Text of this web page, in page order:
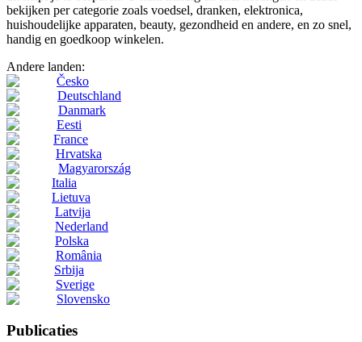
bekijken per categorie zoals voedsel, dranken, elektronica,
huishoudelijke apparaten, beauty, gezondheid en andere, en zo snel,
handig en goedkoop winkelen.
Andere landen:
Česko
Deutschland
Danmark
Eesti
France
Hrvatska
Magyarország
Italia
Lietuva
Latvija
Nederland
Polska
România
Srbija
Sverige
Slovensko
Publicaties